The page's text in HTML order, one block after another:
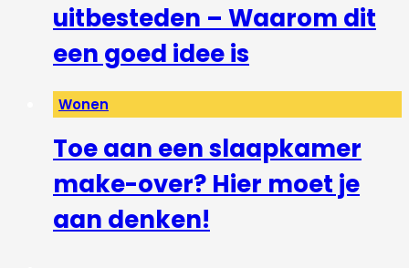
uitbesteden – Waarom dit
een goed idee is
Wonen
Toe aan een slaapkamer
make-over? Hier moet je
aan denken!